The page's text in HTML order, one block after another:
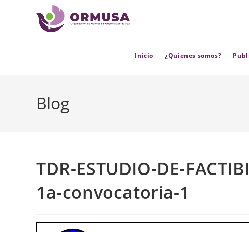
Inicio ¿Quienes somos?
Blog
TDR-ESTUDIO-DE-
1a-convocatoria-1